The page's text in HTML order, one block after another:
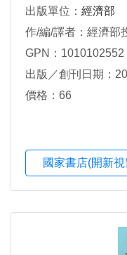
出版單位： 經濟部
作/編/譯者：經濟部
GPN：1010102552
出版／創刊日期：
價格：66
國家書店(開新